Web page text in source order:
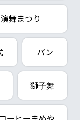
舞まつり
パン
獅子舞